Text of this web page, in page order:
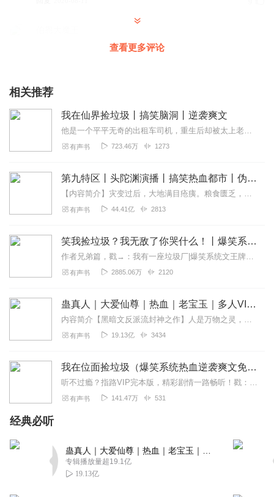
五星好评，没别的意思，就是跟你说一声，漂漂小姐姐给我
金陵小酒
真是妙蛙种子吃着妙脆角进了米奇妙妙屋妙到家了哦⊙∀⊙！
主播甜心
主播声音还这么好听，制作也这么精良，真的要继续追下
去，主播是真的很棒，演绎的太生动了，旁白，人物都分的
很棒，开心解压的好作品。主播加油！✧＼ ٩(눈౪눈)و /／✧
2021-07-25 5
大橘王丶
懂，也不明白里面讲的是(⊙o⊙)啥？，一会是武侠，一会又
变成都市异能，然后枪战，，，，，，
2021-06-19
炸天帮H王炸
关注：炸天帮：大长 老快点来加入吧
2021-03-16
神通如海
感觉挺不错的，快更新了
回复 2020-07-11
查看更多评论
相关推荐
我在仙界捡垃圾丨搞笑脑洞丨逆袭爽文
他是一个平平无奇的出租车司机，重生后却被太上老君给选中了，成为了仙界的一名运输垃圾的工人！哦？这不是神农本草经吗？怎么在垃圾堆里面？啊？这不是唐伯虎的真迹吗？猪...
有声书 723.46万 1273
第九特区丨头陀渊演播丨搞笑热血都市丨伪戒丨VIP免费多人有声剧
【内容简介】灾变过后，大地满目疮痍。粮食匮乏，资源紧俏，局势混乱……一位从待规划区杀出来的青年，背对着漫天黄沙，孤身来到九区谋生，却不曾想偶然结识三五好友，一念...
有声书 44.41亿 2813
笑我捡垃圾？我无敌了你哭什么！丨爆笑系统多女主爽文
作者兄弟篇，戳→：我有一座垃圾厂|爆笑系统文王牌新书，火爆更新中！（懂？来！）戳：小祖宗，还不下山，你就绝后了丨爆笑系统热血多女后宫戳：逆徒出山，九个师姐太宠我...
有声书 2885.06万 2120
蛊真人｜大爱仙尊｜热血｜老宝玉｜多人VIP免费有声剧
内容简介【黑暗文反派流封神之作】人是万物之灵，蛊是天地真精。一个穿越者不断重生的故事。一个养蛊、炼蛊、用蛊的奇特世界。配音组（男角色）老宝玉旁白...
有声书 19.13亿 3434
我在位面捡垃圾（爆笑系统热血逆袭爽文免费有声小说）
听不过瘾？指路VIP完本版，精彩剧情一路畅听！戳：我在位面捡垃圾|（VIP完本版）爆笑沙雕|系统爽文#老司机快上车！精品一戳直达(*╹▽╹*)戳：野外如此多娇丨...
有声书 141.47万 531
经典必听
专辑播放量超19.1亿
19.13亿